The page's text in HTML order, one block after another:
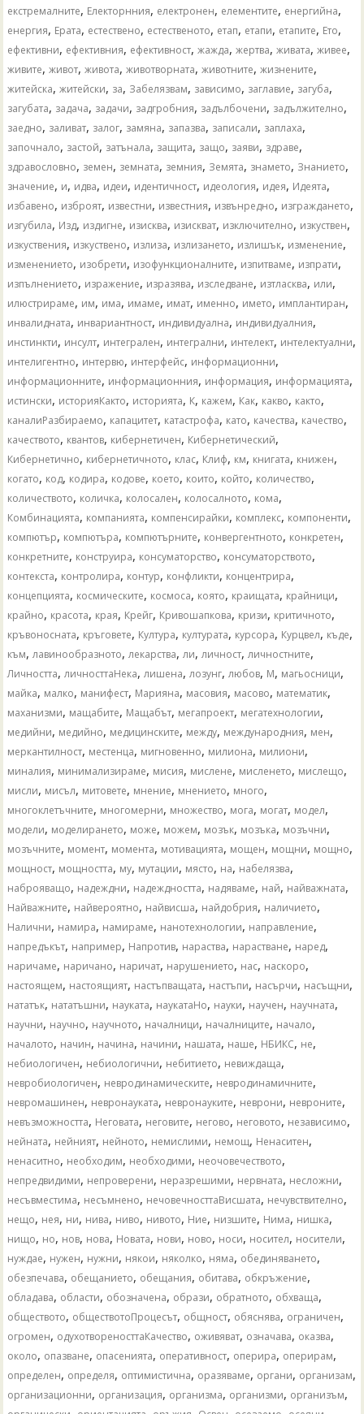
екстремалните, Електорнния, електронен, елементите, енергийна,
енергия, Ерата, естествено, естественото, етап, етапи, етапите, Ето,
ефективни, ефективния, ефективност,жажда,жертва,живата,живее,
живите,живот,живота,животворната,животните,жизнените,
житейска,житейски, за, Забелязвам, зависимо, заглавие, загуба,
загубата, задача, задачи, задгробния, задълбочени, задължително,
заедно, заливат, залог, замяна, запазва, записали, заплаха,
започнало, застой, затънала, защита, защо, заяви, здраве,
здравословно, земен, земната, земния, Земята, знамето, Знанието,
значение, и, идва, идеи, идентичност, идеология, идея, Идеята,
избавено, изброят, известни, известния, извънредно, изграждането,
изгубила, Изд, издигне, изисква, изискват, изключително, изкуствен,
изкуствения, изкуствено, излиза, излизането, излишък, изменение,
изменението, изобрети, изофункционалните, изпитваме, изпрати,
изпълнението, изражение, изразява, изследване, изтласква, или,
илюстрираме, им, има, имаме, имат, именно, името, имплантиран,
инвалидната, инвариантност, индивидуална, индивидуалния,
инстинкти, инсулт, интегрален, интегрални, интелект, интелектуални,
интелигентно, интервю, интерфейс, информационни,
информационните, информационния, информация, информацията,
истински, историяКакто, историята, К, кажем, Как, какво, както,
каналиРазбираемо, капацитет, катастрофа, като, качества, качество,
качеството, квантов, кибернетичен, Кибернетический,
Кибернетично, кибернетичното, клас, Клиф, км, книгата, книжен,
когато, код, кодира, кодове, което, които, който, количество,
количеството, количка, колосален, колосалното, кома,
Комбинацията, компанията, компенсирайки, комплекс, компоненти,
компютър, компютъра, компютърните, конвергентното, конкретен,
конкретните, конструира, консуматорство, консуматорството,
контекста, контролира, контур, конфликти, концентрира,
концепцията, космическите, космоса, която, краищата, крайници,
крайно, красота, края, Крейг, Кривошапкова, кризи, критичното,
кръвоносната, кръговете, Култура, културата, курсора, Курцвел, къде,
към, лавинообразното, лекарства, ли, личност, личностните,
Личността, личносттаНека, лишена, лозунг, любов, М, магьосници,
майка, малко, манифест, Марияна, масовия, масово, математик,
маханизми, мащабите, Мащабът, мегапроект, мегатехнологии,
медийни, медийно, медицинските, между, международния, мен,
меркантилност, местенца, мигновенно, милиона, милиони,
миналия, минимализираме, мисия, мислене, мисленето, мислещо,
мисли, мисъл, митовете, мнение, мнението, много,
многоклетъчните, многомерни, множество, мога, могат, модел,
модели, моделирането, може, можем, мозък, мозъка, мозъчни,
мозъчните, момент, момента, мотивацията, мощен, мощни, мощно,
мощност, мощността, му, мутации, място, на, набелязва,
наброяващо, надеждни, надеждността, надяваме, най, найважната,
Найважните, найвероятно, найвисша, найдобрия, наличието,
Налични, намира, намираме, нанотехнологии, направление,
напредъкът, например, Напротив, нараства, нарастване, наред,
наричаме, наричано, наричат, нарушението, нас, наскоро,
настоящем, настоящият, настъпващата, настъпи, насърчи, насъщни,
нататък, нататъшни, науката, наукатаНо, науки, научен, научната,
научни, научно, научното, началници, началниците, начало,
началото, начин, начина, начини, нашата, наше, НБИКС, не,
небиологичен, небиологични, небитието, невиждаща,
невробиологичен, невродинамическите, невродинамичните,
невромашинен, невронауката, невронауките, неврони, невроните,
невъзможността, Неговата, неговите, негово, неговото, независимо,
нейната, нейният, нейното, немислими, немощ, Ненаситен,
ненаситно, необходим, необходими, неочовечеството,
непредвидими, непроверени, неразрешими, нервната, несложни,
несъвместима, несъмнено, нечовечносттаВисшата, нечувствително,
нещо, нея, ни, нива, ниво, нивото, Ние, низшите, Нима, нишка,
нищо, но, нов, нова, Новата, нови, ново, носи, носител, носители,
нуждае, нужен, нужни, някои, няколко, няма, обединяването,
обезпечава, обещанието, обещания, обитава, обкръжение,
обладава, области, обозначена, образи, обратното, обхваща,
обществото, обществотоПроцесът, общност, обяснява, ограничен,
огромен, одухотвореносттаКачество, оживяват, означава, оказва,
около, опазване, опасенията, оперативност, оперира, оперирам,
определен, определя, оптимистична, оразяваме, органи, организам,
организационни, организация, организма, организми, организъм,